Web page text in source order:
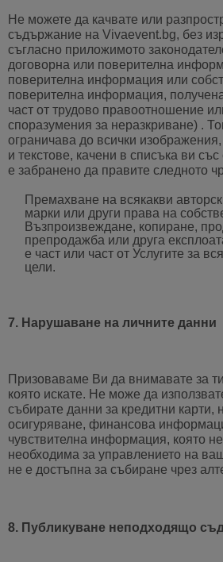
Не можете да качвате или
съдържание на Vivaevent.bg, без
съгласно приложимото
договорна или поверителна
поверителна информация или
поверителна информация,
част от трудово правоотношение
споразумения за неразкриване) .
ограничава до всички
и текстове, качени в списъка ви
е забранено да правите следното
Премахване на всякакви
марки или други права на
Възпроизвеждане, копиране,
препродажба или друга
е част или част от Услугите за
цели.
7. Нарушаване на личните данни
Призоваваме Ви да внимавате за
която искате. Не може да
събирате данни за кредитни карти,
осигуряване, финансова
чувствителна информация, която
необходима за управлението на
не е достъпна за събиране чрез
8. Публикуване неподходящо